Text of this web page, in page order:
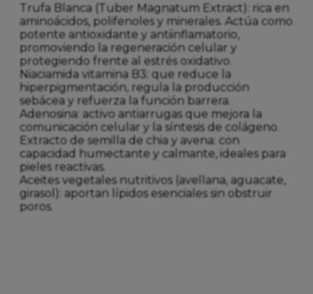
Trufa Blanca (Tuber Magnatum Extract): rica en
aminoácidos, polifenoles y minerales. Actúa como
potente antioxidante y antiinflamatorio,
promoviendo la regeneración celular y
protegiendo frente al estrés oxidativo.
Niaciamida vitamina B3: que reduce la
hiperpigmentación, regula la producción
sebácea y refuerza la función barrera.
Adenosina: activo antiarrugas que mejora la
comunicación celular y la síntesis de colágeno.
Extracto de semilla de chia y avena: con
capacidad humectante y calmante, ideales para
pieles reactivas.
Aceites vegetales nutritivos (avellana, aguacate,
girasol): aportan lípidos esenciales sin obstruir
poros.